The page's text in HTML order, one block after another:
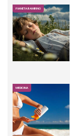
PIANETA BAMBINO
MEDICINA